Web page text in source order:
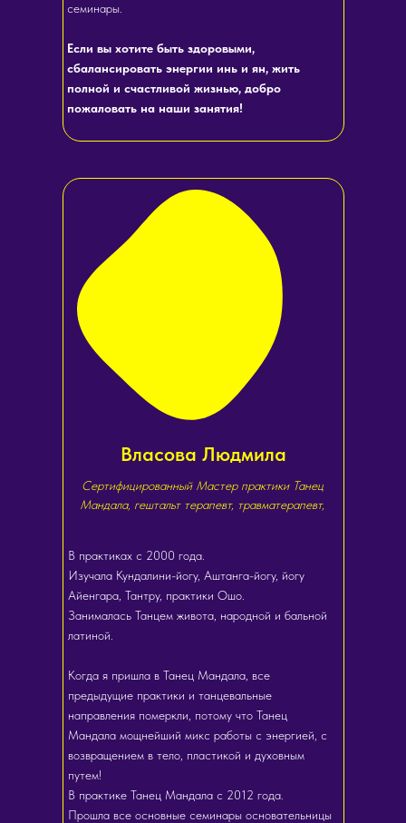
семинары.
Если вы хотите быть здоровыми,
сбалансировать энергии инь и ян, жить
полной и счастливой жизнью, добро
пожаловать на наши занятия!
В практиках с 2000 года.
Изучала Кундалини-йогу, Аштанга-йогу, йогу
Айенгара, Тантру, практики Ошо.
Занималась Танцем живота, народной и бальной
латиной.
Когда я пришла в Танец Мандала, все
предыдущие практики и танцевальные
направления померкли, потому что Танец
Мандала мощнейший микс работы с энергией, с
возвращением в тело, пластикой и духовным
путем!
В практике Танец Мандала с 2012 года.
Прошла все основные семинары основательницы
Сертифицированный Мастер практики Танец
Мандала, гештальт терапевт, травматерапевт,
Власова Людмила